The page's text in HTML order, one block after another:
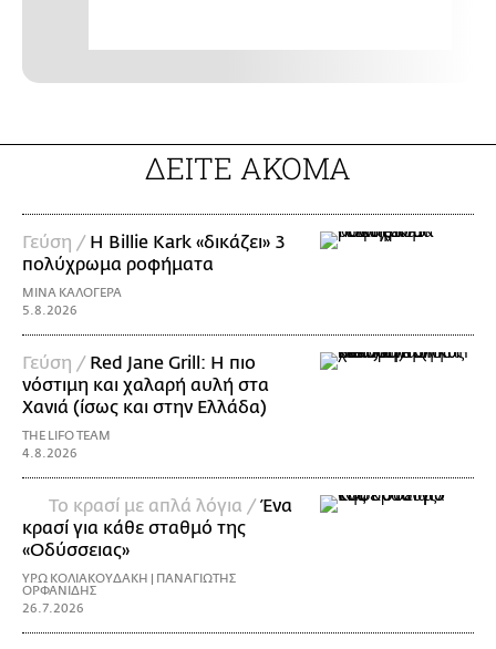
ΔΕΙΤΕ ΑΚΟΜΑ
Γεύση / H Billie Kark «δικάζει» 3
πολύχρωμα ροφήματα
ΜΙΝΑ ΚΑΛΟΓΕΡΑ
5.8.2026
Γεύση / Red Jane Grill: Η πιο
νόστιμη και χαλαρή αυλή στα
Χανιά (ίσως και στην Ελλάδα)
THE LIFO TEAM
4.8.2026
Το κρασί με απλά λόγια /Ένα
κρασί για κάθε σταθμό της
«Οδύσσειας»
ΥΡΩ ΚΟΛΙΑΚΟΥΔΑΚΗ | ΠΑΝΑΓΙΩΤΗΣ
ΟΡΦΑΝΙΔΗΣ
26.7.2026